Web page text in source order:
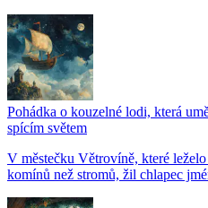
Pohádka o kouzelné lodi, která
spícím světem
V městečku Větrovíně, které
komínů než stromů, žil chlapec